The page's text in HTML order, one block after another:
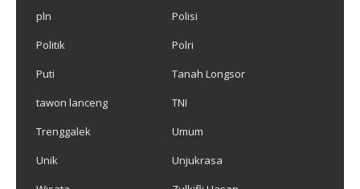
pln
Polisi
Politik
Polri
Puti
Tanah Longsor
tawon lanceng
TNI
Trenggalek
Umum
Unik
Unjukrasa